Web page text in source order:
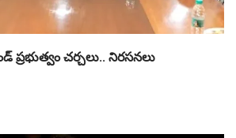
ప్రభుత్వం చర్చలు.. నిరసనలు